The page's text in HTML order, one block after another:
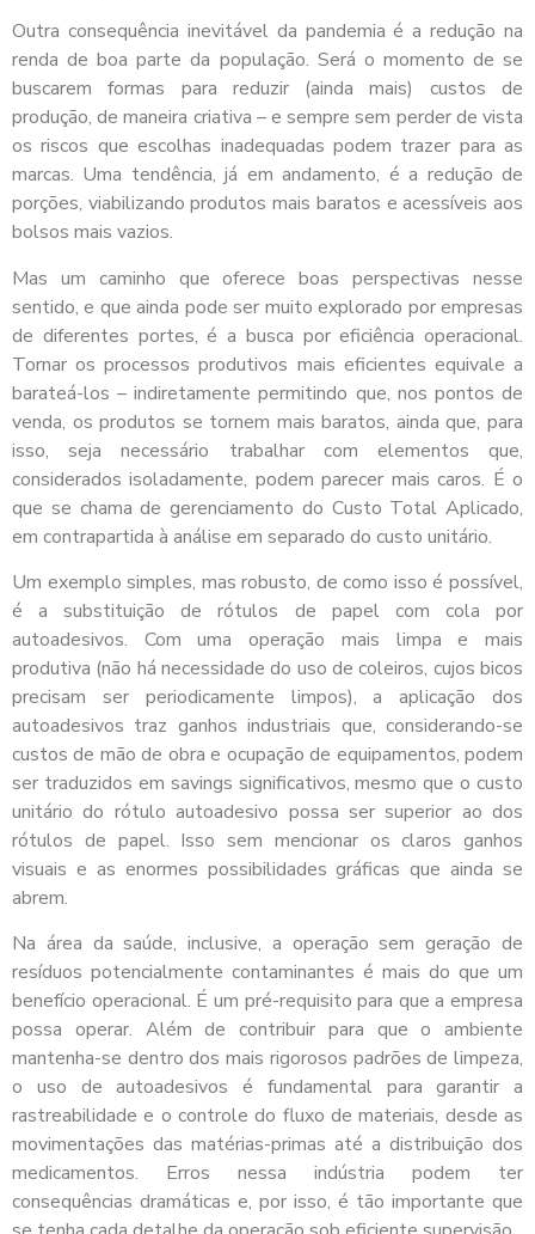
Outra consequência inevitável da pandemia é a redução na
renda de boa parte da população. Será o momento de se
buscarem formas para reduzir (ainda mais) custos de
produção, de maneira criativa – e sempre sem perder de vista
os riscos que escolhas inadequadas podem trazer para as
marcas. Uma tendência, já em andamento, é a redução de
porções, viabilizando produtos mais baratos e acessíveis aos
bolsos mais vazios.
Mas um caminho que oferece boas perspectivas nesse
sentido, e que ainda pode ser muito explorado por empresas
de diferentes portes, é a busca por eficiência operacional.
Tornar os processos produtivos mais eficientes equivale a
barateá-los – indiretamente permitindo que, nos pontos de
venda, os produtos se tornem mais baratos, ainda que, para
isso, seja necessário trabalhar com elementos que,
considerados isoladamente, podem parecer mais caros. É o
que se chama de gerenciamento do Custo Total Aplicado,
em contrapartida à análise em separado do custo unitário.
Um exemplo simples, mas robusto, de como isso é possível,
é a substituição de rótulos de papel com cola por
autoadesivos. Com uma operação mais limpa e mais
produtiva (não há necessidade do uso de coleiros, cujos bicos
precisam ser periodicamente limpos), a aplicação dos
autoadesivos traz ganhos industriais que, considerando-se
custos de mão de obra e ocupação de equipamentos, podem
ser traduzidos em savings significativos, mesmo que o custo
unitário do rótulo autoadesivo possa ser superior ao dos
rótulos de papel. Isso sem mencionar os claros ganhos
visuais e as enormes possibilidades gráficas que ainda se
abrem.
Na área da saúde, inclusive, a operação sem geração de
resíduos potencialmente contaminantes é mais do que um
benefício operacional. É um pré-requisito para que a empresa
possa operar. Além de contribuir para que o ambiente
mantenha-se dentro dos mais rigorosos padrões de limpeza,
o uso de autoadesivos é fundamental para garantir a
rastreabilidade e o controle do fluxo de materiais, desde as
movimentações das matérias-primas até a distribuição dos
medicamentos. Erros nessa indústria podem ter
consequências dramáticas e, por isso, é tão importante que